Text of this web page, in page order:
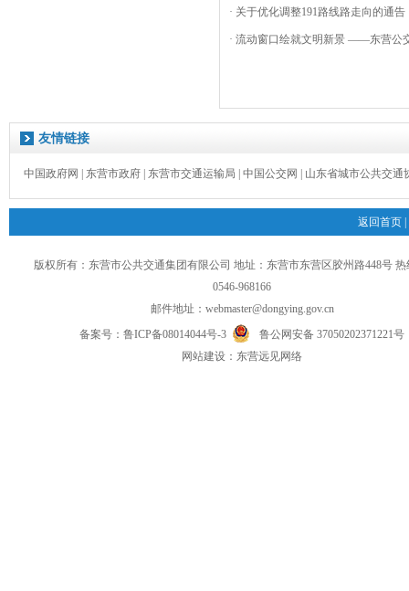
· 关于优化调整191路线路走向的通告
· 流动窗口绘就文明新景 ——东营公
友情链接
中国政府网 东营市政府 东营市交通运输局 中国公交网 山东省城市公共交通
返回首页
版权所有：东营市公共交通集团有限公司 地址：东营市东营区胶州路448号
0546-968166
邮件地址： webmaster@dongying.gov.cn
备案号： 鲁ICP备08014044号-3
鲁公网安备 37050202371221号
网站建设： 东营远见网络